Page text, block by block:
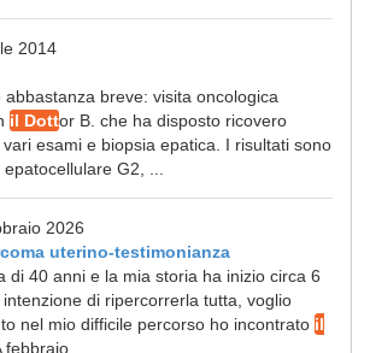
2014
abbastanza breve: visita oncologica
il Dottor B. che ha disposto ricovero
esami e biopsia epatica. I risultati sono
G2, ...
2026
uterino-testimonianza
di 40 anni e la mia storia ha inizio circa 6
di ripercorrerla tutta, voglio
nel mio difficile percorso ho incontrato il
febbraio ...